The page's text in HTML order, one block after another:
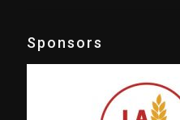
Sponsors